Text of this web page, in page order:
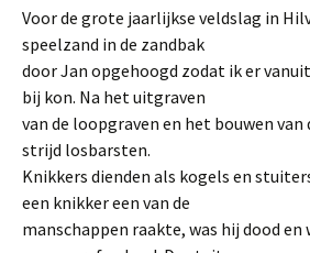
Voor de grote jaarlijkse veldslag in
speelzand in de zandbak
door Jan opgehoogd zodat ik er
bij kon. Na het uitgraven
van de loopgraven en het bouwen van
strijd losbarsten.
Knikkers dienden als kogels en
een knikker een van de
manschappen raakte, was hij dood en